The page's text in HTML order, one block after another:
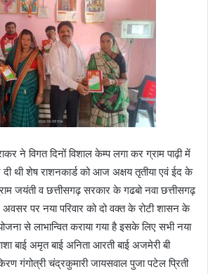
ने विगत दिनों विशाल केम्प लगा कर ग्राम पाढ़ी में
थी शेष राशनकार्ड को आज अक्षय तृतीया एवं ईद के
जयंती व छत्तीसगढ़ सरकार के गढबो नवा छत्तीसगढ़
पर नया परिवार को दो वक्त के रोटी शासन के
से लाभान्वित कराया गया है इसके लिए सभी नया
बाई अमृत बाई अनिता आरती बाई अजमेरी बी
गंगोत्री चंद्रकुमारी जायसवाल पुजा पटेल प्रिती